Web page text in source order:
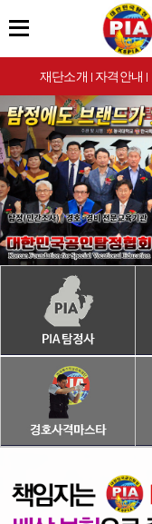
재단소개 | 자격안내 |